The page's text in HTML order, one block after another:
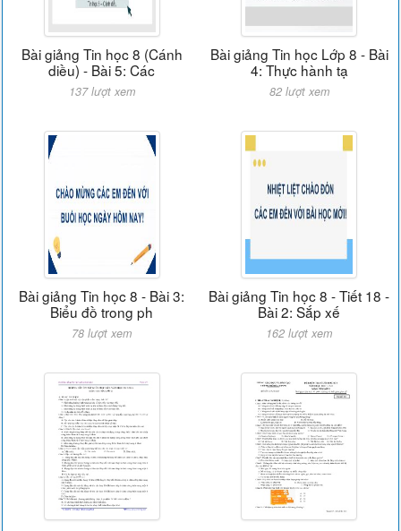
Bài giảng Tin học 8 (Cánh
diều) - Bài 5: Các
137 lượt xem
Bài giảng Tin học Lớp 8 - Bài
4: Thực hành tạ
82 lượt xem
Bài giảng Tin học 8 - Bài 3:
Biểu đồ trong ph
78 lượt xem
Bài giảng Tin học 8 - Tiết 18 -
Bài 2: Sắp xế
162 lượt xem